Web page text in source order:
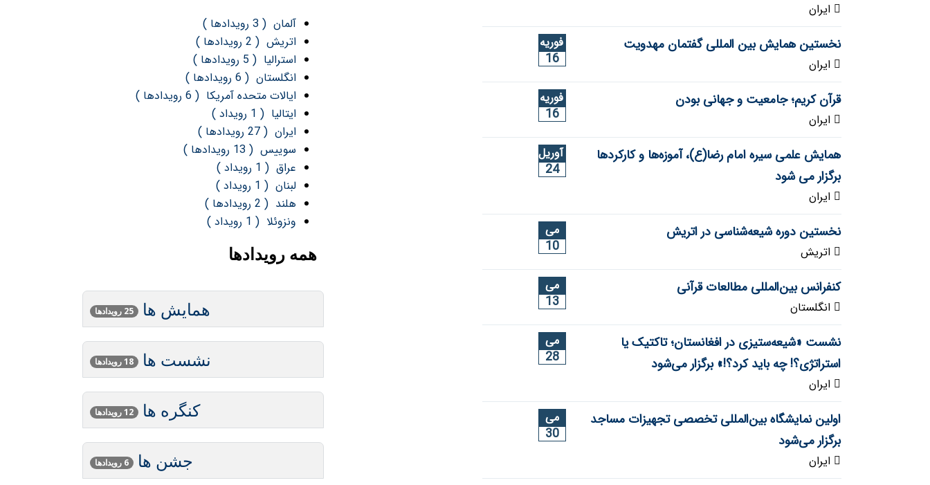
ایران
فوریه
16
نخستین همایش بین المللی گفتمان مهدویت
ایران
فوریه
16
قرآن کریم؛ جامعیت و جهانی بودن
ایران
آوریل
24
همایش علمی سیره امام رضا(ع)، آموزه‌ها و کارکردها
برگزار می شود
ایران
می
10
نخستين دوره شیعه‌شناسی در اتریش
اتریش
می
13
کنفرانس بین‌المللی مطالعات قرآنی
انگلستان
می
28
نشست «شیعه‌ستیزی در افغانستان؛ تاکتیک یا
استراتژی؟! چه باید کرد؟!» برگزار می‌شود
ایران
می
30
اولین نمایشگاه بین‌المللی تخصصی تجهیزات مساجد
برگزار می‌شود
ایران
آلمان ( 3 رویدادها )
اتریش ( 2 رویدادها )
استرالیا ( 5 رویدادها )
انگلستان ( 6 رویدادها )
ایالات متحده آمریکا ( 6 رویدادها )
ایتالیا ( 1 رویداد )
ایران ( 27 رویدادها )
سوییس ( 13 رویدادها )
عراق ( 1 رویداد )
لبنان ( 1 رویداد )
هلند ( 2 رویدادها )
ونزوئلا ( 1 رویداد )
همه رویدادها
همایش ها 25 رویدادها
نشست ها 18 رویدادها
کنگره ها 12 رویدادها
جشن ها 6 رویدادها